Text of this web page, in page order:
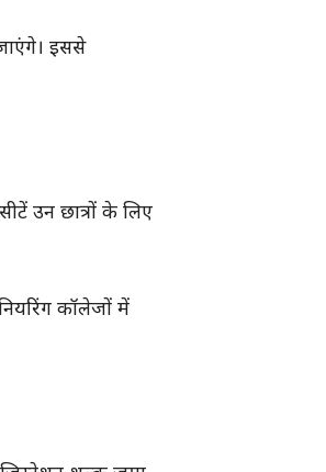
इससे
उन छात्रों के लिए
कॉलेजों में